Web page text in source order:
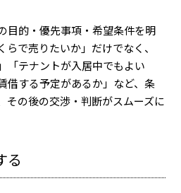
目的・優先事項・希望条件を明
で売りたいか」だけでなく、
「テナントが入居中でもよい
借する予定があるか」など、条
その後の交渉・判断がスムーズに
る